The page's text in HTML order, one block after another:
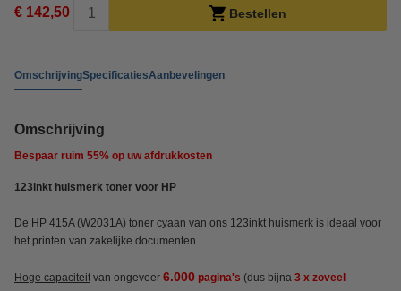
€ 142,50 Bestellen
OmschrijvingSpecificatiesAanbevelingen
Omschrijving
Bespaar ruim 55% op uw afdrukkosten
123inkt huismerk toner voor HP
De HP 415A (W2031A) toner cyaan van ons 123inkt huismerk is ideaal voor
het printen van zakelijke documenten.
Hoge capaciteit van ongeveer 6.000 pagina's (dus bijna 3 x zoveel